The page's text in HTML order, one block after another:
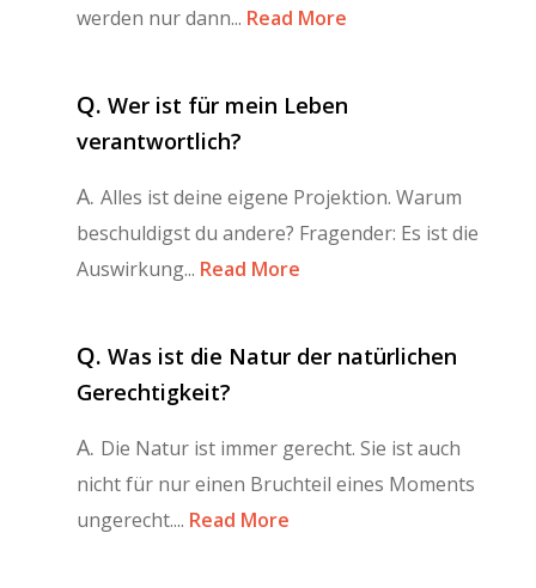
werden nur dann... Read More
Q. Wer ist für mein Leben
verantwortlich?
A. Alles ist deine eigene Projektion. Warum
beschuldigst du andere? Fragender: Es ist die
Auswirkung... Read More
Q. Was ist die Natur der natürlichen
Gerechtigkeit?
A. Die Natur ist immer gerecht. Sie ist auch
nicht für nur einen Bruchteil eines Moments
ungerecht.... Read More